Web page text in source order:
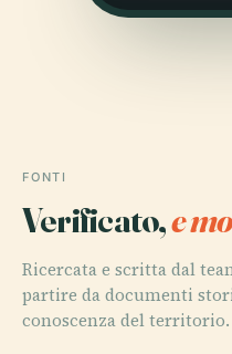
FONTI
Verificato,e
Ricercata e scritta dal
partire da documenti
conoscenza del territorio.